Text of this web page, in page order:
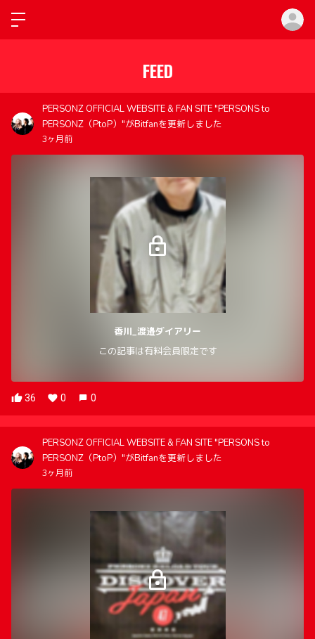
FEED
PERSONZ OFFICIAL WEBSITE & FAN SITE "PERSONS to
PERSONZ（PtoP）"がBitfanを更新しました
3ヶ月前
香川_渡邉ダイアリー
この記事は有料会員限定です
36 0 0
PERSONZ OFFICIAL WEBSITE & FAN SITE "PERSONS to
PERSONZ（PtoP）"がBitfanを更新しました
3ヶ月前